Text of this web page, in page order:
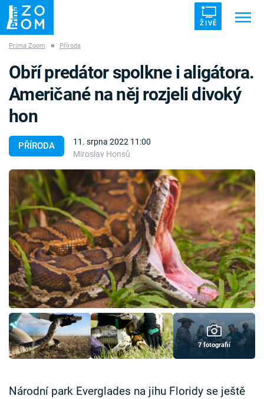
ŽIVĚ
ZÁHADY VETŘELCI DÁVNOVĚKU
Témata
Témata
Pořady
TV Program
Časopis
Sledujte prima+
Přihlášení
Sledujte nás
Prima Zoom ■ Příroda
PŘÍRODA
11. srpna 2022 11:00
Miroslav Honsů
Obří predátor spolkne i aligátora.
Američané na něj rozjeli divoký
hon
7 fotografií
Národní park Everglades na jihu Floridy se ještě